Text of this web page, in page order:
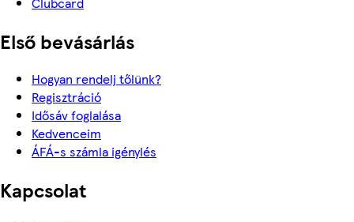
Első bevásárlás
Hogyan rendelj tőlünk?
Regisztráció
Idősáv foglalása
Kedvenceim
ÁFÁ-s számla igénylés
Kapcsolat